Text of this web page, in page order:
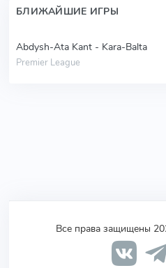
БЛИЖАЙШИЕ ИГРЫ
Abdysh-Ata Kant - Kara-Balta
Premier League
Все права защищены